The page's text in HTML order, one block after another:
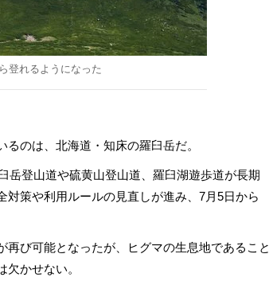
登れるようになった
のは、北海道・知床の羅臼岳だ。
登山道や硫黄山登山道、羅臼湖遊歩道が長期
策や利用ルールの見直しが進み、7月5日から
び可能となったが、ヒグマの生息地であること
かせない。